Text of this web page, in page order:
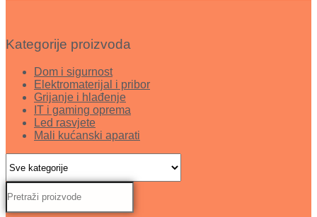
Kategorije proizvoda
Dom i sigurnost
Elektromaterijal i pribor
Grijanje i hlađenje
IT i gaming oprema
Led rasvjete
Mali kućanski aparati